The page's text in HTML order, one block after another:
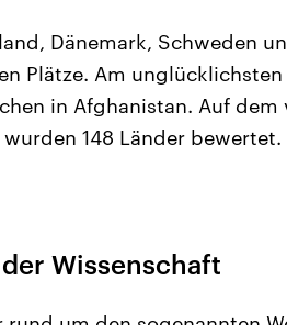
Dänemark, Schweden
Plätze. Am
in Afghanistan. Auf
148 Länder bewertet.
Wissenschaft